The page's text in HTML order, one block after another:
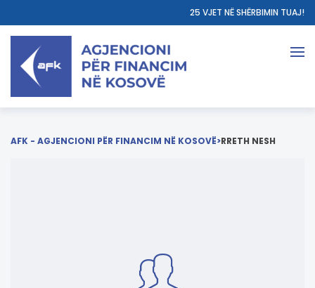
25 VJET NË SHËRBIMIN TUAJ!
AFK - AGJENCIONI PËR FINANCIM NË KOSOVË>RRETH NESH